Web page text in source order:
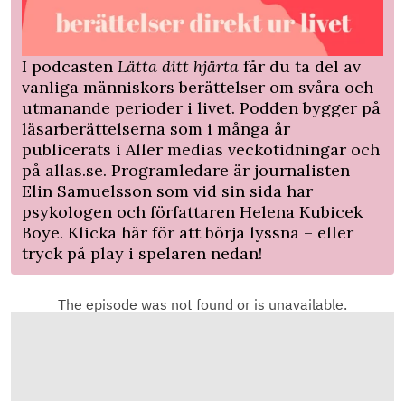
I podcasten Lätta ditt hjärta får du ta del av
vanliga människors berättelser om svåra och
utmanande perioder i livet. Podden bygger på
läsarberättelserna som i många år
publicerats i Aller medias veckotidningar och
på allas.se. Programledare är journalisten
Elin Samuelsson som vid sin sida har
psykologen och författaren Helena Kubicek
Boye. Klicka här för att börja lyssna – eller
tryck på play i spelaren nedan!